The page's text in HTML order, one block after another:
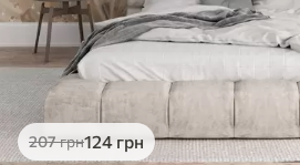
207грн124 грн